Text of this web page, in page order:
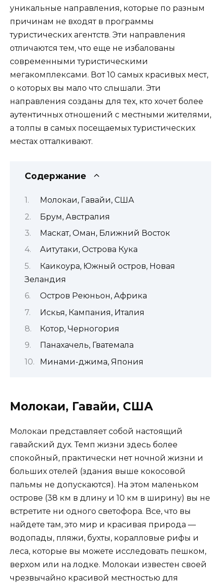
уникальные направления, которые по разным
причинам не входят в программы
туристических агентств. Эти направления
отличаются тем, что еще не избалованы
современными туристическими
мегакомплексами. Вот 10 самых красивых мест,
о которых вы мало что слышали. Эти
направления созданы для тех, кто хочет более
аутентичных отношений с местными жителями,
а толпы в самых посещаемых туристических
местах отталкивают.
Содержание
Молокаи, Гавайи, США
Брум, Австралия
Маскат, Оман, Ближний Восток
Аитутаки, Острова Кука
Каикоура, Южный остров, Новая
Зеландия
Остров Реюньон, Африка
Искья, Кампания, Италия
Котор, Черногория
Панахачель, Гватемала
Минами-джима, Япония
Молокаи, Гавайи, США
Молокаи представляет собой настоящий
гавайский дух. Темп жизни здесь более
спокойный, практически нет ночной жизни и
больших отелей (здания выше кокосовой
пальмы не допускаются). На этом маленьком
острове (38 км в длину и 10 км в ширину) вы не
встретите ни одного светофора. Все, что вы
найдете там, это мир и красивая природа —
водопады, пляжи, бухты, коралловые рифы и
леса, которые вы можете исследовать пешком,
верхом или на лодке. Молокаи известен своей
чрезвычайно красивой местностью для